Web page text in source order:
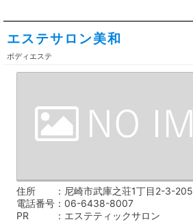
エステサロン美和
ボディエステ
住所
尼崎市武庫之荘1丁目2-3-205
電話番号
06-6438-8007
PR
エステティックサロン